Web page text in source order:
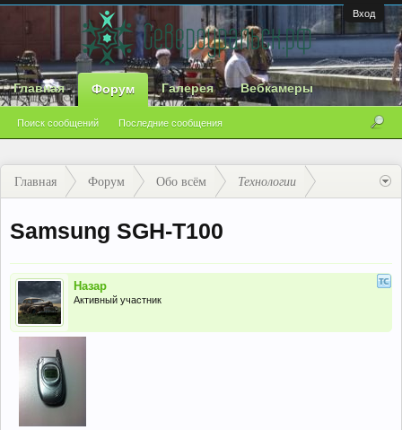
Вход
Главная Форум
Поиск сообщений Последние сообщения
Галерея Вебкамеры
Главная Форум Обо всём Технологии
Samsung SGH-T100
Назар
Активный участник